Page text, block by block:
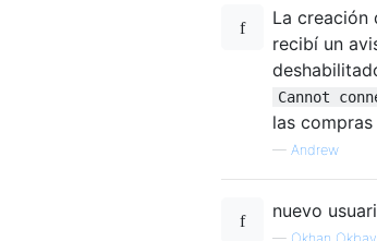
La creación
recibí un
Cannot
las
— Andrew
nuevo